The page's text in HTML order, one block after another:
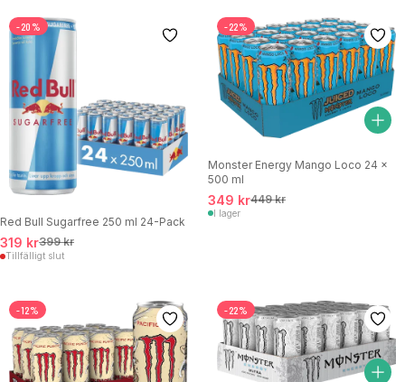
-20%
Red Bull Sugarfree 250 ml 24-Pack
319 kr399 kr
Tillfälligt slut
-22%
Monster Energy Mango Loco 24 x
500 ml
349 kr449 kr
I lager
-12% -22%